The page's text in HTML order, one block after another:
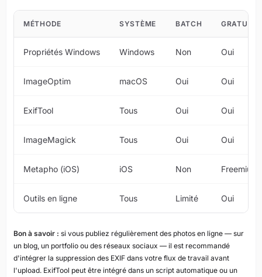
MÉTHODE SYSTÈME BATCH GRATUIT
Propriétés Windows Windows Non Oui
ImageOptim macOS Oui Oui
ExifTool Tous Oui Oui
ImageMagick Tous Oui Oui
Metapho (iOS) iOS Non Freemium
Outils en ligne Tous Limité Oui
Bon à savoir : si vous publiez régulièrement des photos en ligne — sur
un blog, un portfolio ou des réseaux sociaux — il est recommandé
d'intégrer la suppression des EXIF dans votre flux de travail avant
l'upload. ExifTool peut être intégré dans un script automatique ou un